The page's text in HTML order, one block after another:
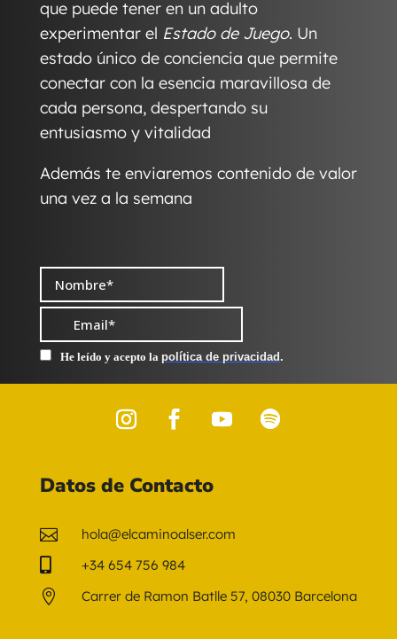
que puede tener en un adulto
experimentar el Estado de Juego. Un
estado único de conciencia que permite
conectar con la esencia maravillosa de
cada persona, despertando su
entusiasmo y vitalidad
Además te enviaremos contenido de valor
una vez a la semana
Datos de Contacto
 hola@elcaminoalser.com
 +34 654 756 984
 Carrer de Ramon Batlle 57, 08030 Barcelona